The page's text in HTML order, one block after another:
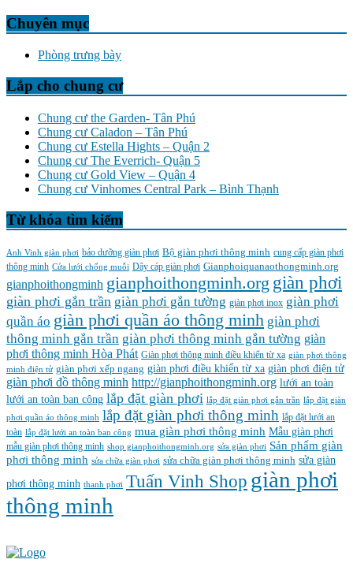
Chuyên mục
Phòng trưng bày
Lắp cho chung cư
Chung cư the Garden- Tân Phú
Chung cư Caladon – Tân Phú
Chung cư Estella Hights – Quận 2
Chung cư The Everrich- Quận 5
Chung cư Gold View – Quận 4
Chung cư Vinhomes Central Park – Bình Thạnh
Từ khóa tìm kiếm
Anh Vinh giàn phơi bảo dưỡng giàn phơi Bộ giàn phơi thông minh cung cấp giàn phơi
thông minh Cửa lưới chống muỗi Dây cáp giàn phơi Gianphoiquanaothongminh.org
gianphoithongminh gianphoithongminh.org giàn phơi
giàn phơi gắn trần giàn phơi gắn tường giàn phơi inox giàn phơi
quần áo giàn phơi quần áo thông minh giàn phơi
thông minh gắn trần giàn phơi thông minh gắn tường giàn
phơi thông minh Hòa Phát Giàn phơi thông minh điều khiển từ xa giàn phơi thông
minh điện tử giàn phơi xếp ngang giàn phơi điều khiển từ xa giàn phơi điện tử
giàn phơi đồ thông minh http://gianphoithongminh.org lưới an toàn
lưới an toàn ban công lắp đặt giàn phơi lắp đặt giàn phơi gắn trần lắp đặt giàn
phơi quần áo thông minh lắp đặt giàn phơi thông minh lắp đặt lưới an
toàn lắp đặt lưới an toàn ban công mua giàn phơi thông minh Mẫu giàn phơi
mẫu giàn phơi thông minh shop gianphoithongminh.org sửa giàn phơi Sản phẩm giàn
phơi thông minh sửa chữa giàn phơi sửa chữa giàn phơi thông minh sửa giàn
phơi thông minh thanh phơi Tuấn Vinh Shop ‌giàn‌ ‌phơi‌
‌thông‌ ‌minh